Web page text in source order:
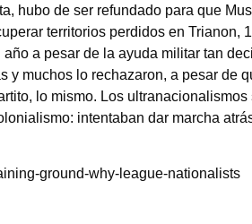
hubo de ser refundado para que
territorios perdidos en Trianon,
a pesar de la ayuda militar tan
y muchos lo rechazaron, a pesar de
lo mismo. Los ultranacionalismos
intentaban dar marcha
ground-why-league-nationalists